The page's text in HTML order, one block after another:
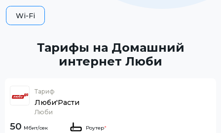
Wi-Fi
Тарифы на Домашний
интернет Люби
Тариф
Люби'Расти
Люби
50 Роутер*